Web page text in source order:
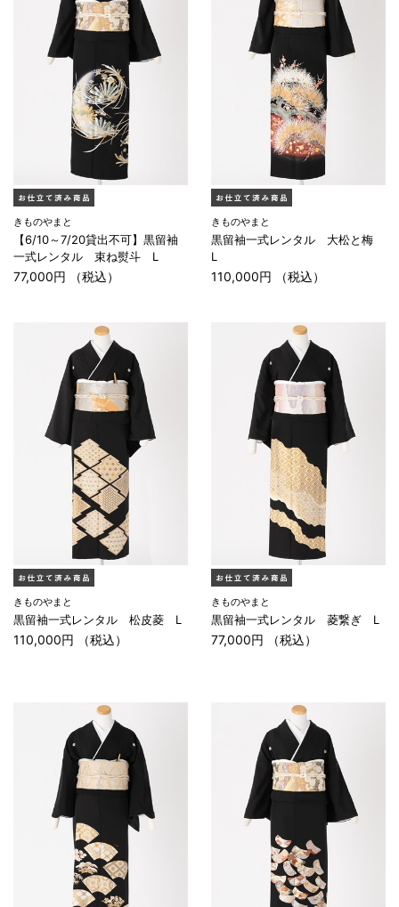
きものやまと
【6/10～7/20貸出不可】黒留袖
一式レンタル 束ね熨斗 L
77,000円 （税込）
きものやまと
黒留袖一式レンタル 大松と梅
L
110,000円 （税込）
きものやまと
黒留袖一式レンタル 松皮菱 L
110,000円 （税込）
きものやまと
黒留袖一式レンタル 菱繋ぎ L
77,000円 （税込）